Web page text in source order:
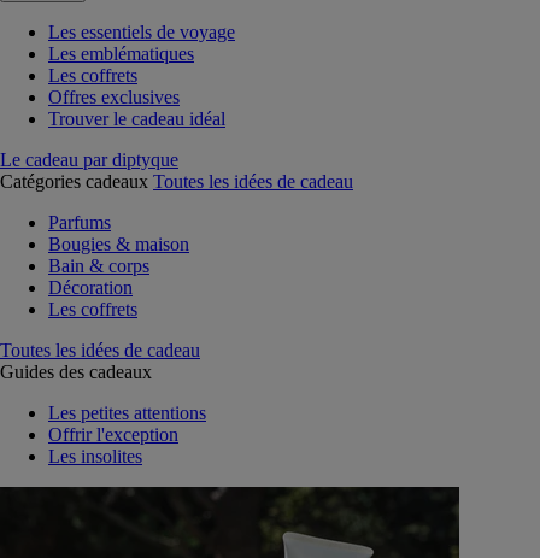
Les essentiels de voyage
Les emblématiques
Les coffrets
Offres exclusives
Trouver le cadeau idéal
Le cadeau par diptyque
Catégories cadeaux Toutes les idées de cadeau
Parfums
Bougies & maison
Bain & corps
Décoration
Les coffrets
Toutes les idées de cadeau
Guides des cadeaux
Les petites attentions
Offrir l'exception
Les insolites